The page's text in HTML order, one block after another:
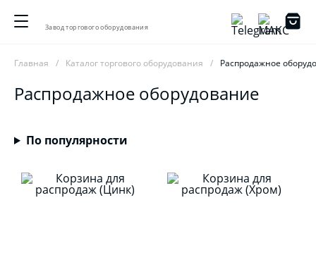
Завод торгового оборудования
Главная Каталог торгового оборудования Распродажное
Распродажное оборудование
По популярности